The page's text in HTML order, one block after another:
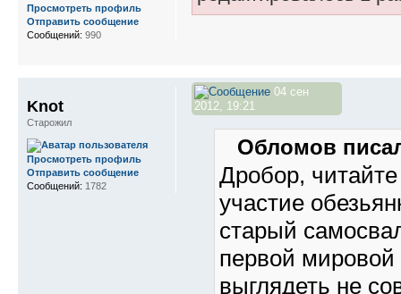
Просмотреть профиль
Отправить сообщение
Сообщений: 990
04 сен
2012, 19:21
Обломов
Дробор,
участие
старый
первой
выглядеть не
Knot
Старожил
Просмотреть профиль
Отправить сообщение
Сообщений: 1782